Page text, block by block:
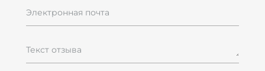
Электронная почта
Текст отзыва